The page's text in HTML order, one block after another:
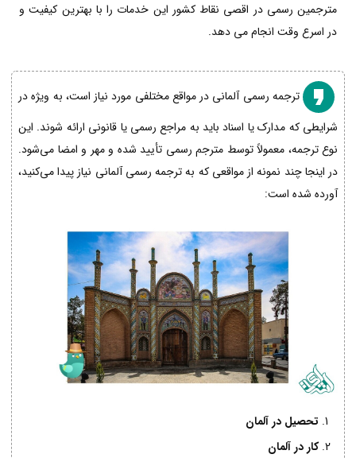
مترجمین رسمی در اقصی نقاط کشور این خدمات را با بهترین کیفیت و
در اسرع وقت انجام می دهد.
ترجمه رسمی آلمانی در مواقع مختلفی مورد نیاز است، به ویژه در
شرایطی که مدارک یا اسناد باید به مراجع رسمی یا قانونی ارائه شوند. این
نوع ترجمه، معمولاً توسط مترجم رسمی تأیید شده و مهر و امضا می‌شود.
در اینجا چند نمونه از مواقعی که به ترجمه رسمی آلمانی نیاز پیدا می‌کنید،
آورده شده است:
تحصیل در آلمان
کار در آلمان